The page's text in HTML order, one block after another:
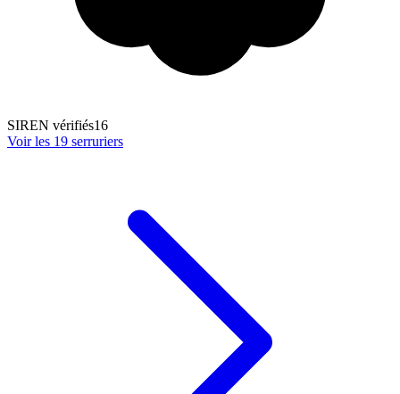
SIREN vérifiés16
Voir les 19 serruriers